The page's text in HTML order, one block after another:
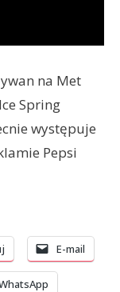
na Met
Spring
występuje
Pepsi
E-mail